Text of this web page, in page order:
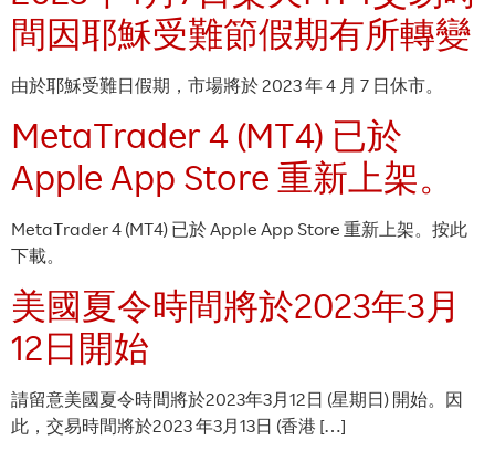
間因耶穌受難節假期有所轉變
由於耶穌受難日假期，市場將於 2023 年 4 月 7 日休市。
MetaTrader 4 (MT4) 已於
Apple App Store 重新上架。
MetaTrader 4 (MT4) 已於 Apple App Store 重新上架。按此
下載。
美國夏令時間將於2023年3月
12日開始
請留意美國夏令時間將於2023年3月12日 (星期日) 開始。因
此，交易時間將於2023 年3月13日 (香港 […]